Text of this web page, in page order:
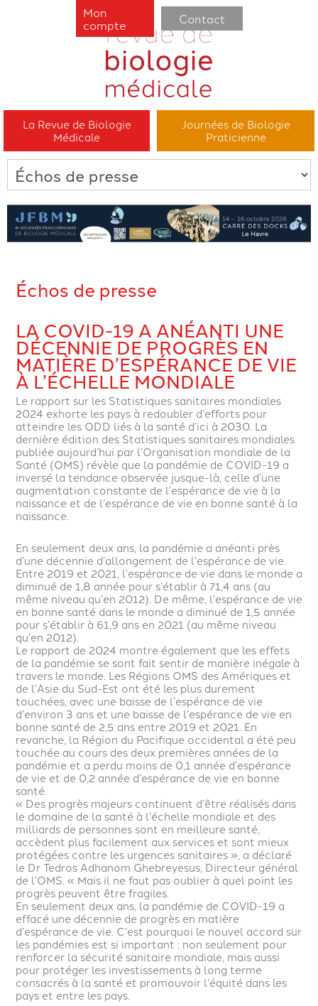
La Revue de Biologie
Médicale
Journées de Biologie
Praticienne
Mon
compte
Contact
Échos de presse
LA COVID-19 A ANÉANTI UNE
DÉCENNIE DE PROGRÈS EN
MATIÈRE D’ESPÉRANCE DE VIE
À L’ÉCHELLE MONDIALE
Le rapport sur les Statistiques sanitaires mondiales
2024 exhorte les pays à redoubler d’efforts pour
atteindre les ODD liés à la santé d’ici à 2030. La
dernière édition des Statistiques sanitaires mondiales
publiée aujourd’hui par l’Organisation mondiale de la
Santé (OMS) révèle que la pandémie de COVID-19 a
inversé la tendance observée jusque-là, celle d’une
augmentation constante de l’espérance de vie à la
naissance et de l’espérance de vie en bonne santé à la
naissance.
En seulement deux ans, la pandémie a anéanti près
d’une décennie d’allongement de l’espérance de vie.
Entre 2019 et 2021, l’espérance de vie dans le monde a
diminué de 1,8 année pour s’établir à 71,4 ans (au
même niveau qu’en 2012). De même, l’espérance de vie
en bonne santé dans le monde a diminué de 1,5 année
pour s’établir à 61,9 ans en 2021 (au même niveau
qu’en 2012).
Le rapport de 2024 montre également que les effets
de la pandémie se sont fait sentir de manière inégale à
travers le monde. Les Régions OMS des Amériques et
de l’Asie du Sud-Est ont été les plus durement
touchées, avec une baisse de l’espérance de vie
d’environ 3 ans et une baisse de l’espérance de vie en
bonne santé de 2,5 ans entre 2019 et 2021. En
revanche, la Région du Pacifique occidental a été peu
touchée au cours des deux premières années de la
pandémie et a perdu moins de 0,1 année d’espérance
de vie et de 0,2 année d’espérance de vie en bonne
santé.
« Des progrès majeurs continuent d’être réalisés dans
le domaine de la santé à l’échelle mondiale et des
milliards de personnes sont en meilleure santé,
accèdent plus facilement aux services et sont mieux
protégées contre les urgences sanitaires », a déclaré
le Dr Tedros Adhanom Ghebreyesus, Directeur général
de l’OMS. « Mais il ne faut pas oublier à quel point les
progrès peuvent être fragiles.
En seulement deux ans, la pandémie de COVID-19 a
effacé une décennie de progrès en matière
d’espérance de vie. C’est pourquoi le nouvel accord sur
les pandémies est si important : non seulement pour
renforcer la sécurité sanitaire mondiale, mais aussi
pour protéger les investissements à long terme
consacrés à la santé et promouvoir l’équité dans les
pays et entre les pays.